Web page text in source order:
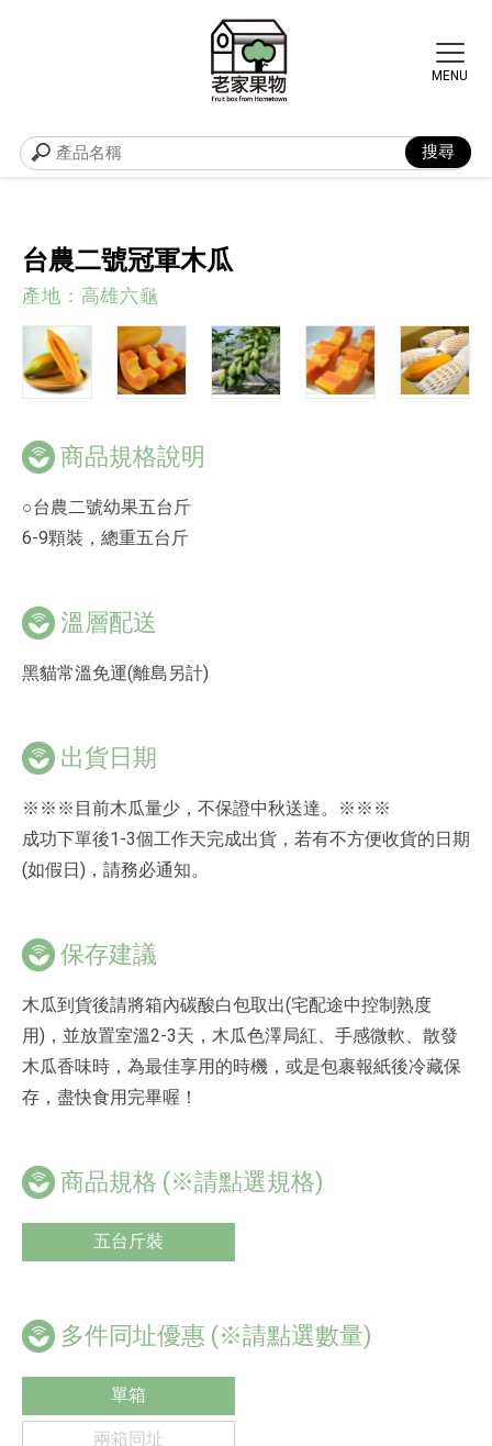
台農二號冠軍木瓜
產地：高雄六龜
商品規格說明
○台農二號幼果五台斤
6-9顆裝，總重五台斤
溫層配送
黑貓常溫免運(離島另計)
出貨日期
※※※目前木瓜量少，不保證中秋送達。※※※
成功下單後1-3個工作天完成出貨，若有不方便收貨的日期
(如假日)，請務必通知。
保存建議
木瓜到貨後請將箱內碳酸白包取出(宅配途中控制熟度
用)，並放置室溫2-3天，木瓜色澤局紅、手感微軟、散發
木瓜香味時，為最佳享用的時機，或是包裹報紙後冷藏保
存，盡快食用完畢喔！
商品規格 (※請點選規格)
五台斤裝
多件同址優惠 (※請點選數量)
單箱
兩箱同址